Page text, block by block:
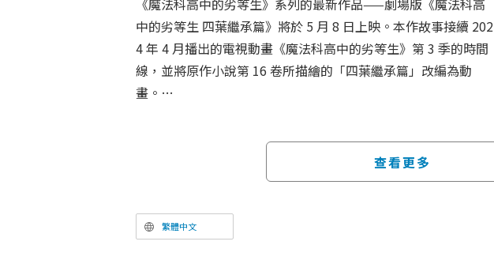
《魔法科高中的劣等生》系列的最新作品——劇場版《魔法科高
中的劣等生 四葉繼承篇》將於 5 月 8 日上映。本作故事接續 202
4 年 4 月播出的電視動畫《魔法科高中的劣等生》第 3 季的時間
線，並將原作小說第 16 卷所描繪的「四葉繼承篇」改編為動
畫。
夜。身為達也與深雪阿姨的真夜，在電視動畫《魔法科高中的劣
等生》第 3 季中，多半是以書信委託達也協助等方式進行間接接
觸，而在本作中，她親自邀請深雪參加由四葉總家舉辦的元旦聚
查看更多
繁體中文